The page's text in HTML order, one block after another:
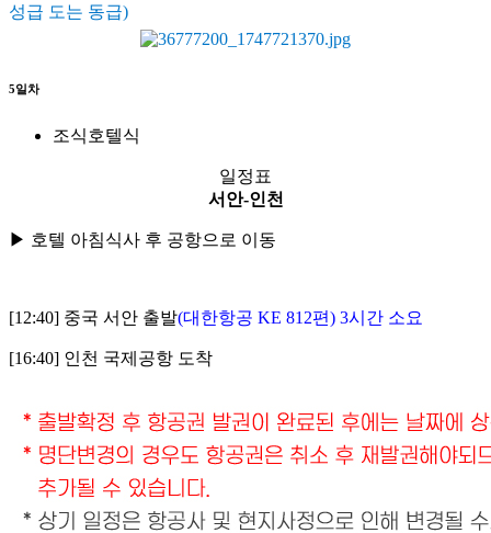
성급 도는 동급)
5일차
조식호텔식
일정표
서안-인천
▶ 호텔 아침식사 후 공항으로 이동
[12:40] 중국 서안 출발(대한항공 KE 812편) 3시간 소요
[16:40] 인천 국제공항 도착